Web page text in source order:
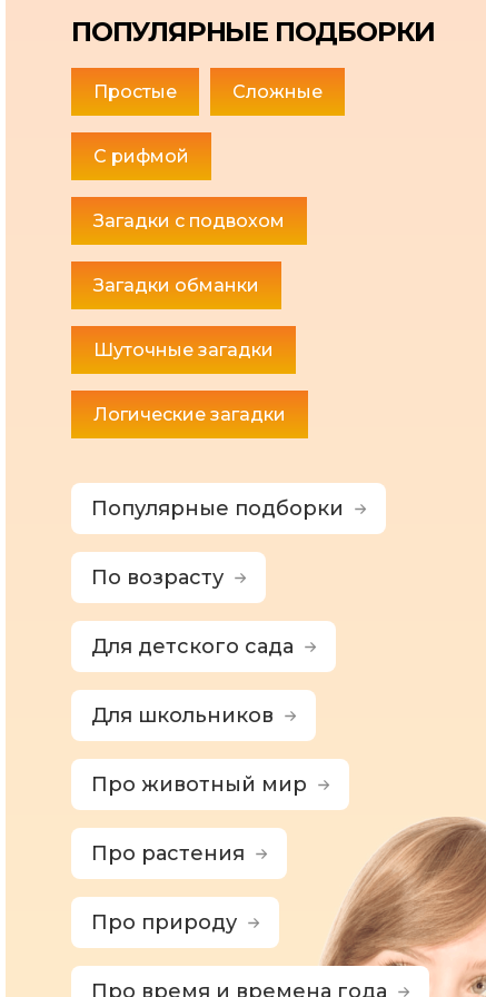
ПОПУЛЯРНЫЕ ПОДБОРКИ
Простые Сложные
С рифмой
Загадки с подвохом
Загадки обманки
Шуточные загадки
Логические загадки
Популярные подборки
По возрасту
Для детского сада
Для школьников
Про животный мир
Про растения
Про природу
Про время и времена года